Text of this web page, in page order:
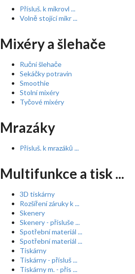
Přísluš. k mikrovl ...
Volně stojící mikr ...
Mixéry a šlehače
Ruční šlehače
Sekáčky potravin
Smoothie
Stolní mixéry
Tyčové mixéry
Mrazáky
Přísluš. k mrazáků ...
Multifunkce a tisk ...
3D tiskárny
Rozšíření záruky k ...
Skenery
Skenery - přísluše ...
Spotřební materiál ...
Spotřební materiál ...
Tiskárny
Tiskárny - přísluš ...
Tiskárny m. - přís ...